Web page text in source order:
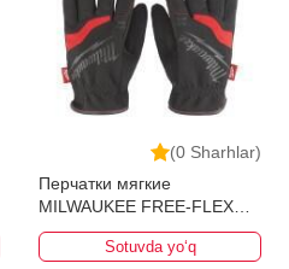
(0 Sharhlar)
Перчатки мягкие
MILWAUKEE FREE-FLEX
8/M
Sotuvda yo‘q